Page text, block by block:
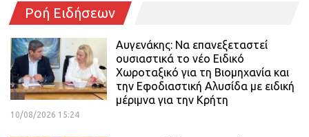
Ροή Ειδήσεων
Αυγενάκης: Να επανεξεταστεί
ουσιαστικά το νέο Ειδικό
Χωροταξικό για τη Βιομηχανία και
την Εφοδιαστική Αλυσίδα με ειδική
μέριμνα για την Κρήτη
10/08/2026 15:24